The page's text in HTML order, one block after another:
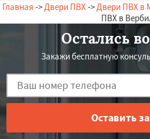
Главная -> Двери ПВХ -> Двери ПВХ в
ПВХ в
Остались
Закажи бесплатную